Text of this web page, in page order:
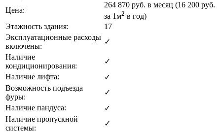
Цена:
264 870 руб. в месяц (16 200 руб.
за 1м2 в год)
Этажность здания:
17
Эксплуатационные расходы
включены:
✓
Наличие
кондиционирования:
✓
Наличие лифта:
✓
Возможность подъезда
фуры:
✓
Наличие пандуса:
✓
Наличие пропускной
системы:
✓